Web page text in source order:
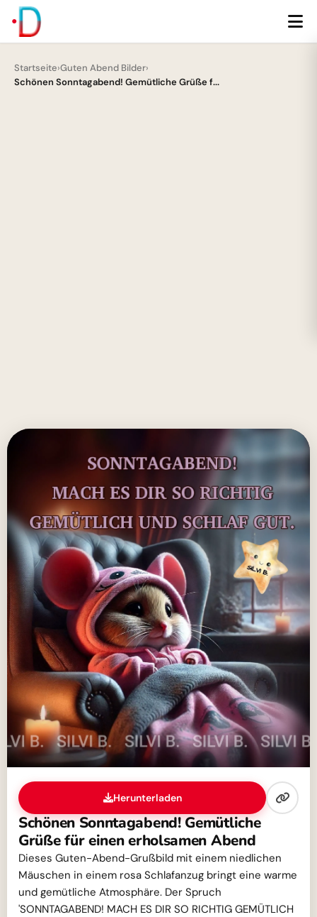
Startseite›Guten Abend Bilder›
Schönen Sonntagabend! Gemütliche Grüße f...
Herunterladen
Schönen Sonntagabend! Gemütliche
Grüße für einen erholsamen Abend
Dieses Guten-Abend-Grußbild mit einem niedlichen
Mäuschen in einem rosa Schlafanzug bringt eine warme
und gemütliche Atmosphäre. Der Spruch
'SONNTAGABEND! MACH ES DIR SO RICHTIG GEMÜTLICH